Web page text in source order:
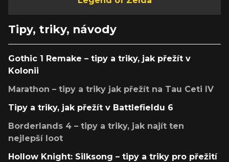
Tipy, triky, návody
Gothic 1 Remake – tipy a triky, jak přežít v
Kolonii
Marathon – tipy a triky jak přežít na Tau Ceti IV
Tipy a triky, jak přežít v Battlefieldu 6
Borderlands 4 – tipy a triky, jak najít ten
nejlepší loot
Hollow Knight: Silksong – tipy a triky pro přežití